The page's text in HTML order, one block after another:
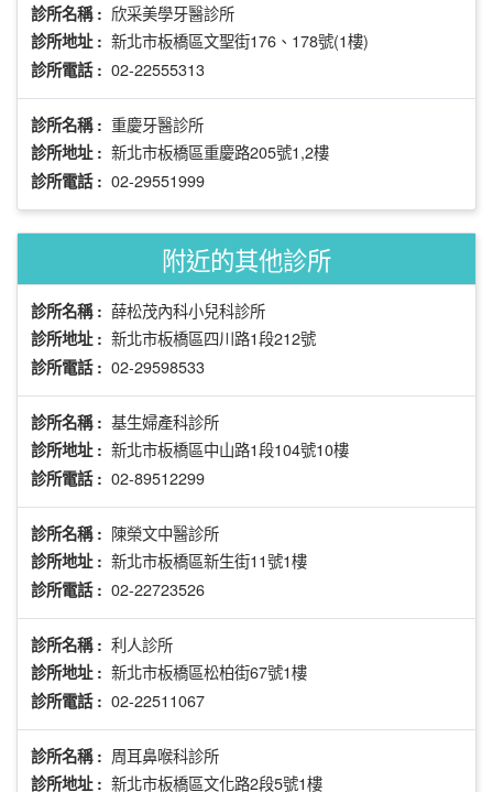
診所名稱 : 欣采美學牙醫診所
診所地址 : 新北市板橋區文聖街176、178號(1樓)
診所電話 : 02-22555313
診所名稱 : 重慶牙醫診所
診所地址 : 新北市板橋區重慶路205號1,2樓
診所電話 : 02-29551999
附近的其他診所
診所名稱 : 薛松茂內科小兒科診所
診所地址 : 新北市板橋區四川路1段212號
診所電話 : 02-29598533
診所名稱 : 基生婦產科診所
診所地址 : 新北市板橋區中山路1段104號10樓
診所電話 : 02-89512299
診所名稱 : 陳榮文中醫診所
診所地址 : 新北市板橋區新生街11號1樓
診所電話 : 02-22723526
診所名稱 : 利人診所
診所地址 : 新北市板橋區松柏街67號1樓
診所電話 : 02-22511067
診所名稱 : 周耳鼻喉科診所
診所地址 : 新北市板橋區文化路2段5號1樓